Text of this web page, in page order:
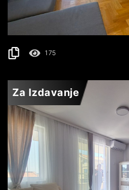
42 m
175
Za Izdavanje